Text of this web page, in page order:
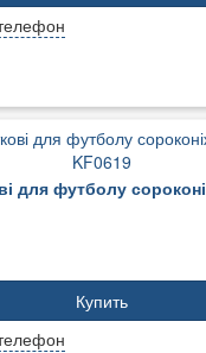
для футболу
Купить